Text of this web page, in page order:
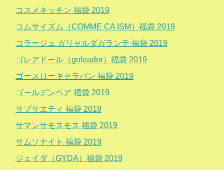
コスメキッチン 福袋 2019
コムサイズム（COMME CA ISM）福袋 2019
コラージュ ガリャルダガランテ 福袋 2019
ゴレアドール（goleador）福袋 2019
ゴースローキャラバン 福袋 2019
ゴールデンベア 福袋 2019
サブサエティ 福袋 2019
サマンサモスモス 福袋 2019
サムソナイト 福袋 2019
ジェイダ（GYDA）福袋 2019